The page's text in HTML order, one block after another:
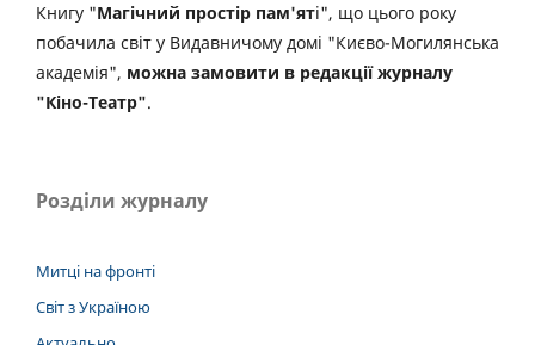
Книгу "Магічний простір пам'яті", що цього року
побачила світ у Видавничому домі "Києво-Могилянська
академія", можна замовити в редакції журналу
"Кіно-Театр".
Розділи журналу
Митці на фронті
Світ з Україною